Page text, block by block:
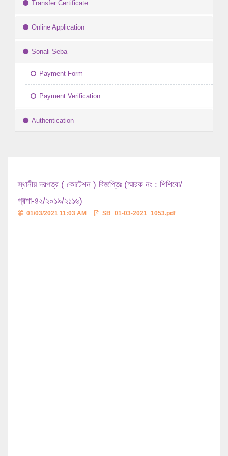
Transfer Certificate
Online Application
Sonali Seba
Payment Form
Payment Verification
Authentication
স্থানীয় দরপত্র ( কোটেশন ) বিজ্ঞপ্তিঃ (স্মারক নং : শিশিবো/
প্রশা-৪২/২০১৯/২১১৬)
01/03/2021 11:03 AM SB_01-03-2021_1053.pdf